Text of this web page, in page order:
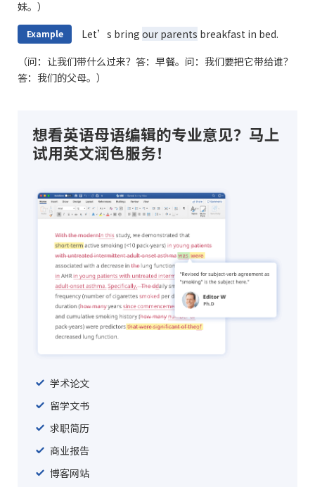
妹。）
Example Let’s bring our parents breakfast in bed.
（问：让我们带什么过来？答：早餐。问：我们要把它带给谁？
答：我们的父母。）
想看英语母语编辑的专业意见？马上
试用英文润色服务！
学术论文
留学文书
求职简历
商业报告
博客网站